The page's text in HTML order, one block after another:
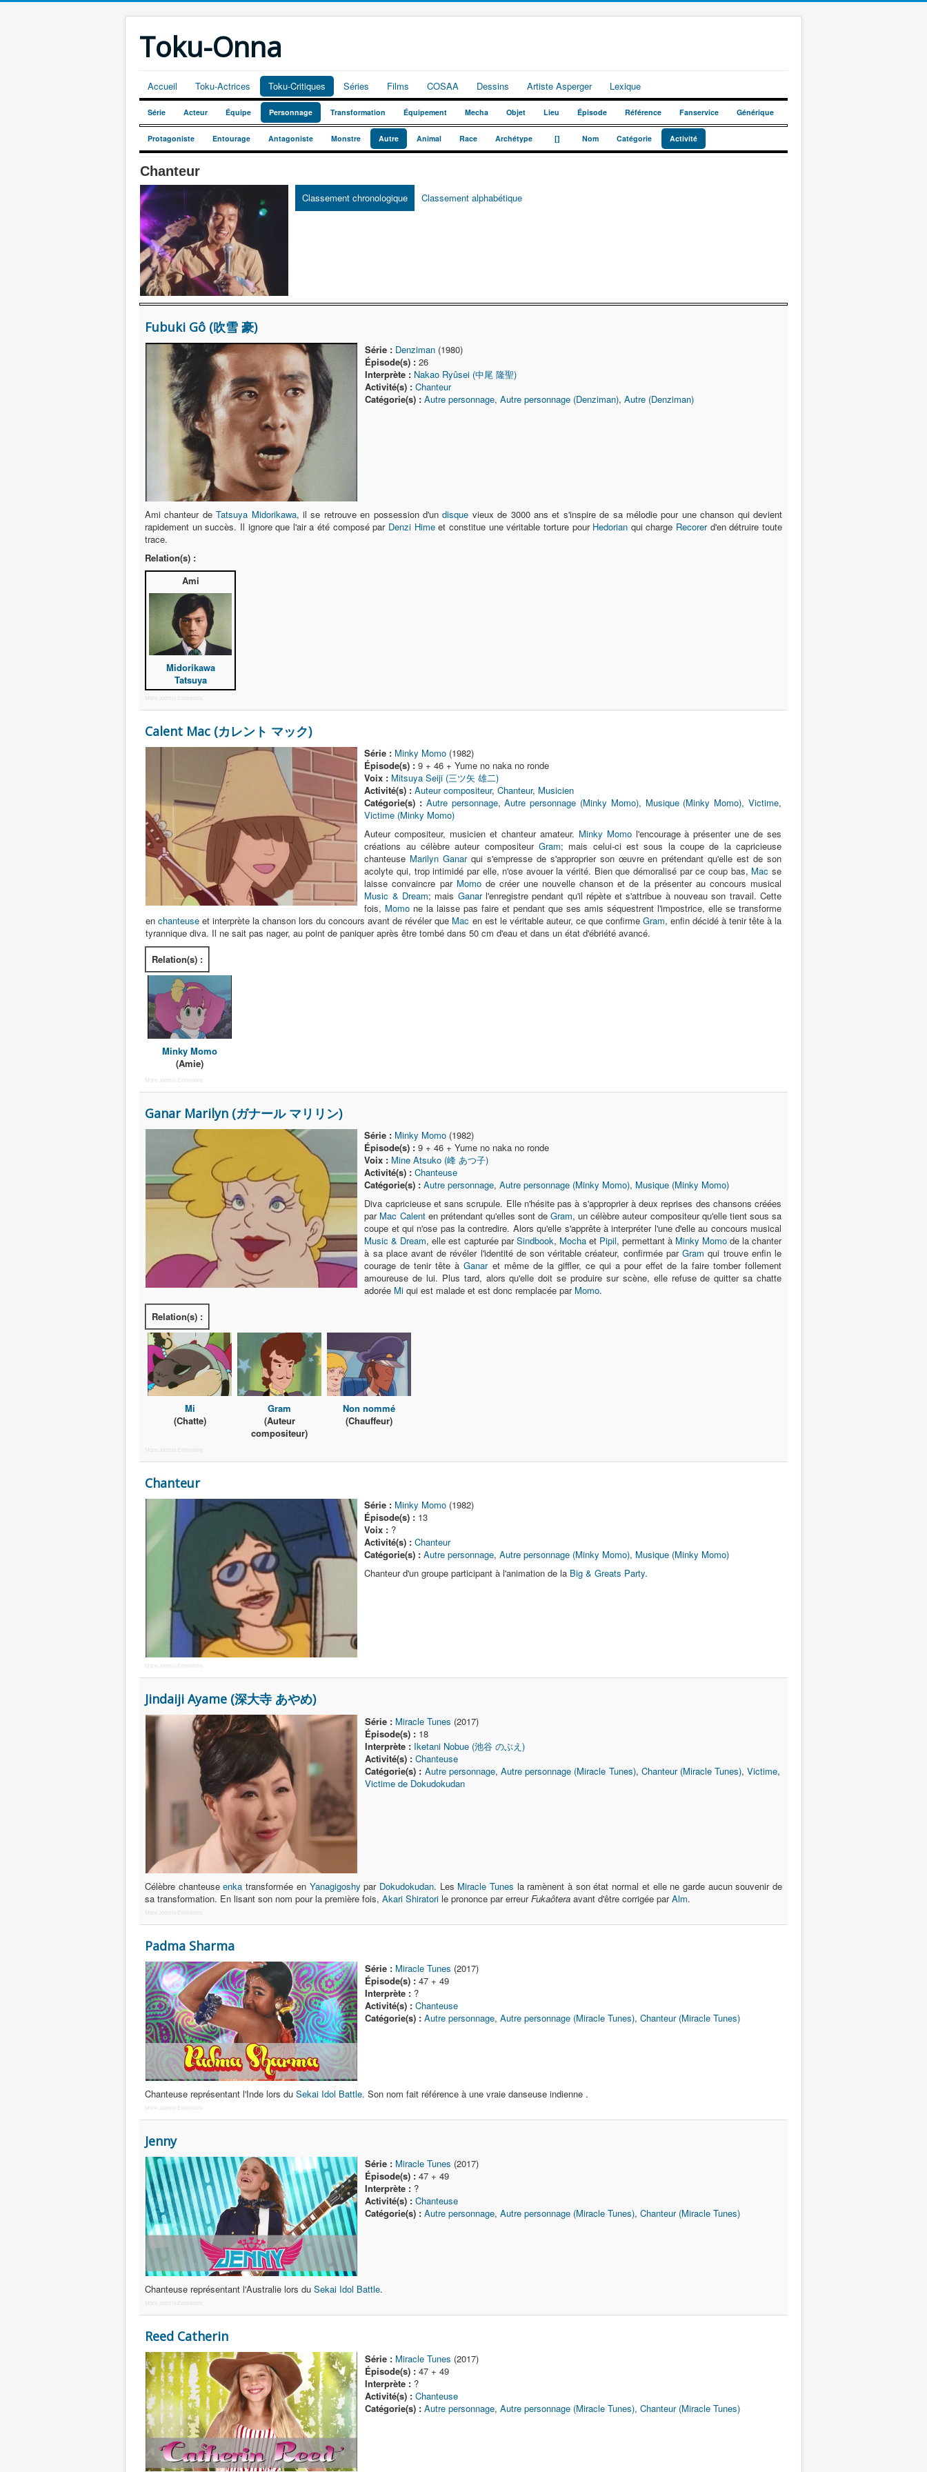
Toku-Onna
Accueil Toku-Actrices Toku-Critiques Séries Films COSAA Dessins Artiste Asperger Lexique
Série Acteur Équipe Personnage Transformation Équipement Mecha Objet Lieu Épisode Référence Fanservice Générique
Protagoniste Entourage Antagoniste Monstre Autre Animal Race Archétype [] Nom Catégorie Activité
Chanteur
Classement chronologique Classement alphabétique
Fubuki Gô (吹雪 豪)
Série : Denziman (1980)
Épisode(s) : 26
Interprète : Nakao Ryûsei (中尾 隆聖)
Activité(s) : Chanteur
Catégorie(s) : Autre personnage,Autre personnage (Denziman),Autre (Denziman)
Ami chanteur deTatsuya Midorikawa, il se retrouve en possession d'undisque vieux de 3000 ans et s'inspire de sa mélodie pour une chanson qui devient
rapidement un succès. Il ignore que l'air a été composé par Denzi Himeet constitue une véritable torture pour Hedorian qui charge Recorerd'en détruire toute
trace.
Relation(s) :
Ami
Midorikawa
Tatsuya
More Joomla Extensions
Calent Mac (カレント マック)
Série : Minky Momo (1982)
Épisode(s) : 9 + 46 + Yume no naka no ronde
Voix : Mitsuya Seiji (三ツ矢 雄二)
Activité(s) : Auteur compositeur,Chanteur, Musicien
Catégorie(s) : Autre personnage,Autre personnage (Minky Momo), Musique (Minky Momo),Victime,
Victime (Minky Momo)
Auteur compositeur, musicien et chanteur amateur. Minky Momol'encourage à présenter une de ses
créations au célèbre auteur compositeur Gram; mais celui-ci est sous la coupe de la capricieuse
chanteuse Marilyn Ganarqui s'empresse de s'approprier son œuvre en prétendant qu'elle est de son
acolyte qui, trop intimidé par elle, n'ose avouer la vérité. Bien que démoralisé par ce coup bas, Mac se
laisse convaincre par Momode créer une nouvelle chanson et de la présenter au concours musical
Music & Dream; mais Ganarl'enregistre pendant qu'il répète et s'attribue à nouveau son travail. Cette
fois, Momo ne la laisse pas faire et pendant que ses amis séquestrent l'impostrice, elle se transforme
enchanteuse et interprète la chanson lors du concours avant de révéler que Mac en est le véritable auteur, ce que confirme Gram, enfin décidé à tenir tête à la
tyrannique diva. Il ne sait pas nager, au point de paniquer après être tombé dans 50 cm d'eau et dans un état d'ébriété avancé.
Relation(s) :
Minky Momo
(Amie)
More Joomla Extensions
Ganar Marilyn (ガナール マリリン)
Série : Minky Momo (1982)
Épisode(s) : 9 + 46 + Yume no naka no ronde
Voix : Mine Atsuko (峰 あつ子)
Activité(s) : Chanteuse
Catégorie(s) : Autre personnage,Autre personnage (Minky Momo), Musique (Minky Momo)
Diva capricieuse et sans scrupule. Elle n'hésite pas à s'approprier à deux reprises des chansons créées
par Mac Calenten prétendant qu'elles sont deGram, un célèbre auteur compositeur qu'elle tient sous sa
coupe et qui n'ose pas la contredire. Alors qu'elle s'apprête à interpréter l'une d'elle au concours musical
Music & Dream, elle est capturée parSindbook, Mochaet Pipil, permettant à Minky Momode la chanter
à sa place avant de révéler l'identité de son véritable créateur, confirmée parGram qui trouve enfin le
courage de tenir tête àGanaret même de la giffler, ce qui a pour effet de la faire tomber follement
amoureuse de lui. Plus tard, alors qu'elle doit se produire sur scène, elle refuse de quitter sa chatte
adorée Mi qui est malade et est donc remplacée par Momo.
Relation(s) :
Mi
(Chatte)
Gram
(Auteur
compositeur)
Non nommé
(Chauffeur)
More Joomla Extensions
Chanteur
Série : Minky Momo (1982)
Épisode(s) : 13
Voix : ?
Activité(s) : Chanteur
Catégorie(s) : Autre personnage,Autre personnage (Minky Momo), Musique (Minky Momo)
Chanteur d'un groupe participant à l'animation de la Big & Greats Party.
More Joomla Extensions
Jindaiji Ayame (深大寺 あやめ)
Série : Miracle Tunes (2017)
Épisode(s) : 18
Interprète : Iketani Nobue (池谷 のぶえ)
Activité(s) : Chanteuse
Catégorie(s) : Autre personnage,Autre personnage (Miracle Tunes), Chanteur (Miracle Tunes),Victime,
Victime de Dokudokudan
Célèbre chanteuseenka transformée en Yanagigoshy par Dokudokudan. Les Miracle Tunes la ramènent à son état normal et elle ne garde aucun souvenir de
sa transformation. En lisant son nom pour la première fois, Akari Shiratori le prononce par erreurFukaôtera avant d'être corrigée parAlm.
More Joomla Extensions
Padma Sharma
Série : Miracle Tunes (2017)
Épisode(s) : 47 + 49
Interprète : ?
Activité(s) : Chanteuse
Catégorie(s) : Autre personnage,Autre personnage (Miracle Tunes),Chanteur (Miracle Tunes)
Chanteuse représentant l'Inde lors du Sekai Idol Battle. Son nom fait référence à une vraie danseuse indienne .
More Joomla Extensions
Jenny
Série : Miracle Tunes (2017)
Épisode(s) : 47 + 49
Interprète : ?
Activité(s) : Chanteuse
Catégorie(s) : Autre personnage,Autre personnage (Miracle Tunes),Chanteur (Miracle Tunes)
Chanteuse représentant l'Australie lors du Sekai Idol Battle.
More Joomla Extensions
Reed Catherin
Série : Miracle Tunes (2017)
Épisode(s) : 47 + 49
Interprète : ?
Activité(s) : Chanteuse
Catégorie(s) : Autre personnage,Autre personnage (Miracle Tunes),Chanteur (Miracle Tunes)